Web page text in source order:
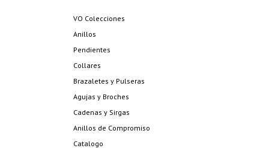
VO Colecciones
Anillos
Pendientes
Collares
Brazaletes y Pulseras
Agujas y Broches
Cadenas y Sirgas
Anillos de Compromiso
Catalogo